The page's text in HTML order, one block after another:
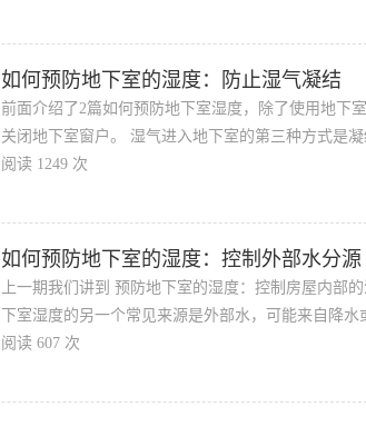
如何预防地下室的湿度：防止湿气凝结
前面介绍了2篇如何预防地下室湿度，除了使用地下
关闭地下室窗户。 湿气进入地下室的第三种方式是
阅读 1249 次
如何预防地下室的湿度：控制外部水分源
上一期我们讲到 预防地下室的湿度：控制房屋内部
下室湿度的另一个常见来源是外部水，可能来自降
阅读 607 次